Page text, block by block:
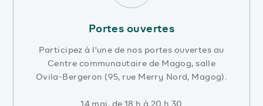
Portes ouvertes
Participez à l'une de nos portes ouvertes au
Centre communautaire de Magog, salle
Ovila-Bergeron (95, rue Merry Nord, Magog).
14 mai, de 18 h à 20 h 30